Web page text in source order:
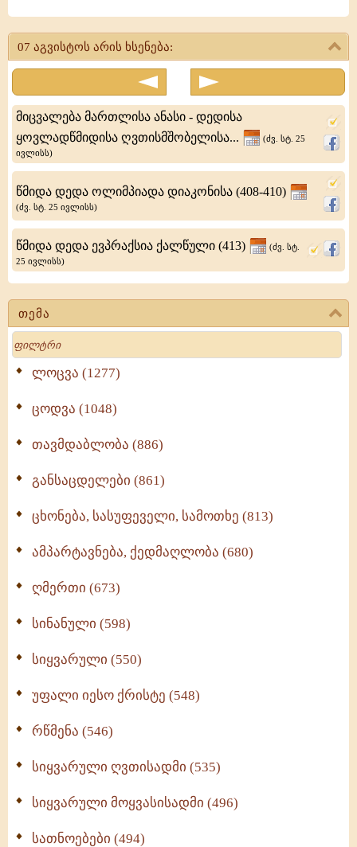
თემა
Search
ლოცვა (1277)
ცოდვა (1048)
თავმდაბლობა (886)
განსაცდელები (861)
ცხონება, სასუფეველი, სამოთხე (813)
ამპარტავნება, ქედმაღლობა (680)
ღმერთი (673)
სინანული (598)
სიყვარული (550)
უფალი იესო ქრისტე (548)
რწმენა (546)
სიყვარული ღვთისადმი (535)
სიყვარული მოყვასისადმი (496)
სათნოებები (494)
თეოდორე
პონტოს
ამასიაში
მდგარ
მსახურობდა.
იგი
ჯერ
ისევ
ახალწვეული
მხედარი
07 აგვისტოს არის ხსენება:
მიცვალება მართლისა ანასი - დედისა
ყოვლადწმიდისა ღვთისმშობელისა...
(ძვ. სტ. 25
ივლისს)
წმიდა დედა ოლიმპიადა დიაკონისა (408-410)
(ძვ. სტ. 25 ივლისს)
წმიდა დედა ევპრაქსია ქალწული (413)
(ძვ. სტ.
25 ივლისს)